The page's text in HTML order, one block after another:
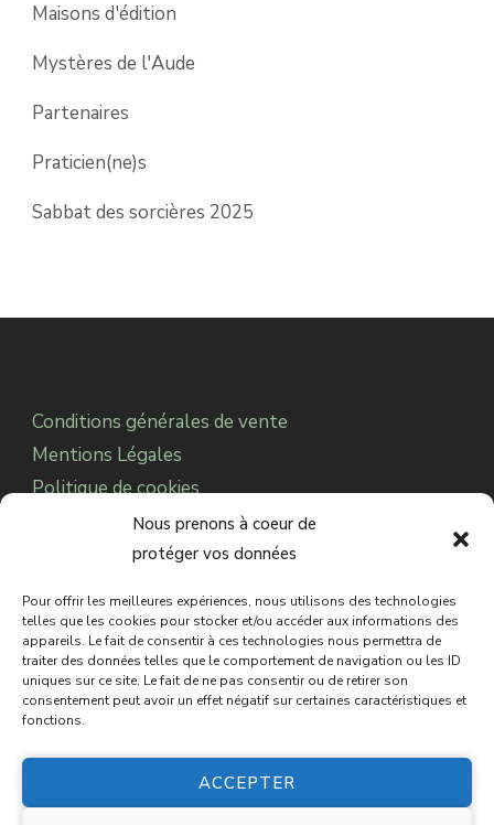
Nous prenons à coeur de
protéger vos données
Pour offrir les meilleures expériences, nous utilisons des technologies
telles que les cookies pour stocker et/ou accéder aux informations des
appareils. Le fait de consentir à ces technologies nous permettra de
traiter des données telles que le comportement de navigation ou les ID
uniques sur ce site. Le fait de ne pas consentir ou de retirer son
consentement peut avoir un effet négatif sur certaines caractéristiques et
fonctions.
ACCEPTER
Maisons d'édition
Mystères de l'Aude
Partenaires
Praticien(ne)s
Sabbat des sorcières 2025
Conditions générales de vente
Mentions Légales
Politique de cookies
Notre Association
© 2025 CDC Paranormal.Sabbat des Sorcières
est une marque déposée auprès de l’INPI.Tous
droits réservés